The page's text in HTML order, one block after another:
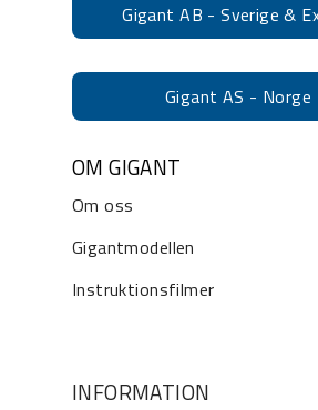
Gigant AB - Sverige &
Gigant AS - Norge
OM GIGANT
Om oss
Gigantmodellen
Instruktionsfilmer
INFORMATION